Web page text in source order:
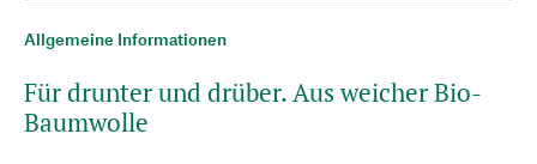
Allgemeine Informationen
Für drunter und drüber. Aus weicher Bio-
Baumwolle